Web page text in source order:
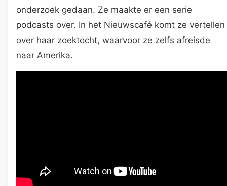
onderzoek gedaan. Ze maakte er een serie
podcasts over. In het Nieuwscafé komt ze vertellen
over haar zoektocht, waarvoor ze zelfs afreisde
naar Amerika.